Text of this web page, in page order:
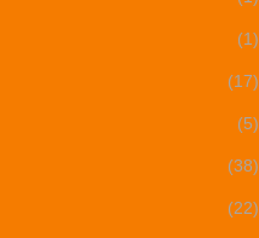
(1)
(17)
(5)
(38)
(22)